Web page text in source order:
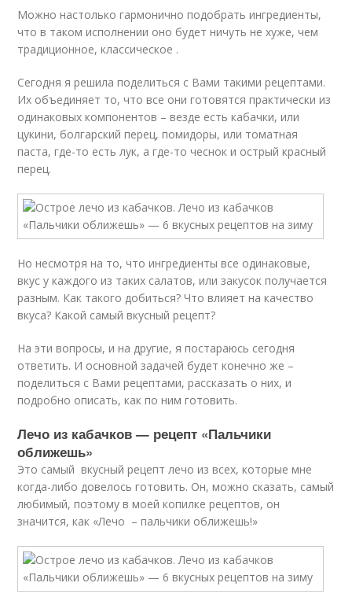
Можно настолько гармонично подобрать ингредиенты,
что в таком исполнении оно будет ничуть не хуже, чем
традиционное, классическое .
Сегодня я решила поделиться с Вами такими рецептами.
Их объединяет то, что все они готовятся практически из
одинаковых компонентов – везде есть кабачки, или
цукини, болгарский перец, помидоры, или томатная
паста, где-то есть лук, а где-то чеснок и острый красный
перец.
Но несмотря на то, что ингредиенты все одинаковые,
вкус у каждого из таких салатов, или закусок получается
разным. Как такого добиться? Что влияет на качество
вкуса? Какой самый вкусный рецепт?
На эти вопросы, и на другие, я постараюсь сегодня
ответить. И основной задачей будет конечно же –
поделиться с Вами рецептами, рассказать о них, и
подробно описать, как по ним готовить.
Лечо из кабачков — рецепт «Пальчики
оближешь»
Это самый вкусный рецепт лечо из всех, которые мне
когда-либо довелось готовить. Он, можно сказать, самый
любимый, поэтому в моей копилке рецептов, он
значится, как «Лечо – пальчики оближешь!»